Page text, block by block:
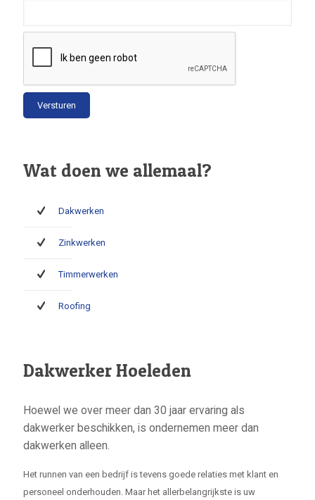
Wat doen we allemaal?
Dakwerken
Zinkwerken
Timmerwerken
Roofing
Dakwerker Hoeleden
Hoewel we over meer dan 30 jaar ervaring als
dakwerker beschikken, is ondernemen meer dan
dakwerken alleen.
Het runnen van een bedrijf is tevens goede relaties met klant en
personeel onderhouden. Maar het allerbelangrijkste is uw